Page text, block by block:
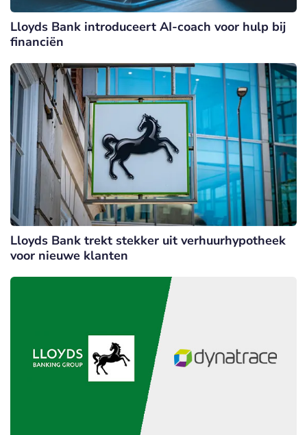
Lloyds Bank introduceert AI-coach voor hulp bij
financiën
Lloyds Bank trekt stekker uit verhuurhypotheek
voor nieuwe klanten